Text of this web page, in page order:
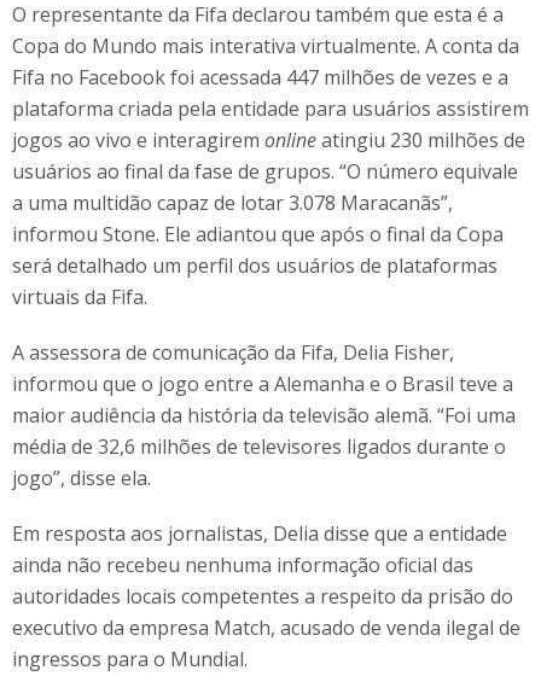
O representante da Fifa declarou também que esta é a
Copa do Mundo mais interativa virtualmente. A conta da
Fifa no Facebook foi acessada 447 milhões de vezes e a
plataforma criada pela entidade para usuários assistirem
jogos ao vivo e interagirem onlineatingiu 230 milhões de
usuários ao final da fase de grupos. “O número equivale
a uma multidão capaz de lotar 3.078 Maracanãs”,
informou Stone. Ele adiantou que após o final da Copa
será detalhado um perfil dos usuários de plataformas
virtuais da Fifa.
A assessora de comunicação da Fifa, Delia Fisher,
informou que o jogo entre a Alemanha e o Brasil teve a
maior audiência da história da televisão alemã. “Foi uma
média de 32,6 milhões de televisores ligados durante o
jogo”, disse ela.
Em resposta aos jornalistas, Delia disse que a entidade
ainda não recebeu nenhuma informação oficial das
autoridades locais competentes a respeito da prisão do
executivo da empresa Match, acusado de venda ilegal de
ingressos para o Mundial.